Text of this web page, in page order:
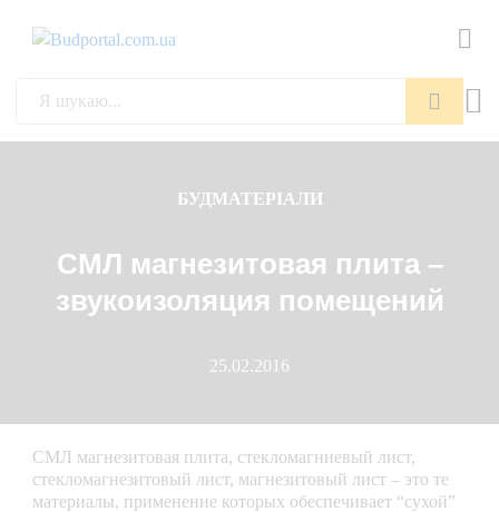
Пошук
БУДМАТЕРІАЛИ
СМЛ магнезитовая плита –
звукоизоляция помещений
25.02.2016
СМЛ магнезитовая плита, стекломагниевый лист,
стекломагнезитовый лист, магнезитовый лист – это те
материалы, применение которых обеспечивает “сухой”